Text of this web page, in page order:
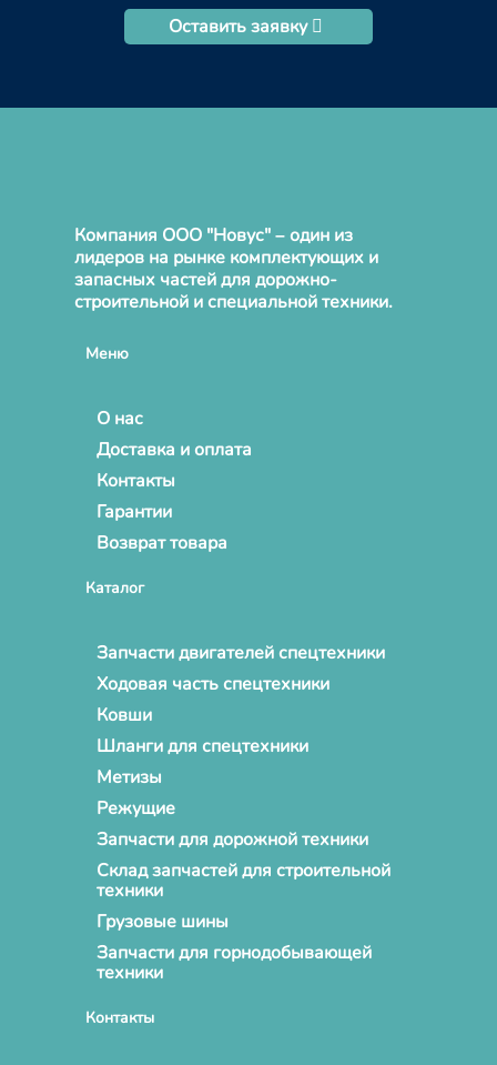
Оставить заявку
Компания ООО "Новус" – один из
лидеров на рынке комплектующих и
запасных частей для дорожно-
строительной и специальной техники.
Меню
О нас
Доставка и оплата
Контакты
Гарантии
Возврат товара
Каталог
Запчасти двигателей спецтехники
Ходовая часть спецтехники
Ковши
Шланги для спецтехники
Метизы
Режущие
Запчасти для дорожной техники
Склад запчастей для строительной
техники
Грузовые шины
Запчасти для горнодобывающей
техники
Контакты